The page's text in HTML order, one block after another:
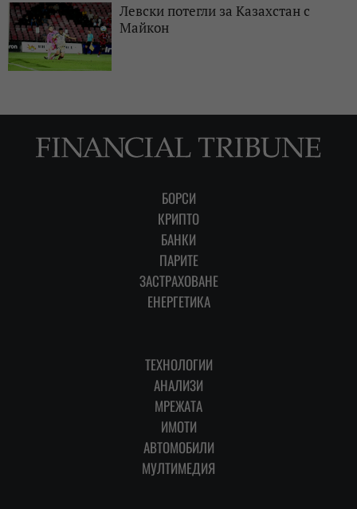
Левски потегли за Казахстан с
Майкон
БОРСИ
КРИПТО
БАНКИ
ПАРИТЕ
ЗАСТРАХОВАНЕ
ЕНЕРГЕТИКА
ТЕХНОЛОГИИ
АНАЛИЗИ
МРЕЖАТА
ИМОТИ
АВТОМОБИЛИ
МУЛТИМЕДИЯ